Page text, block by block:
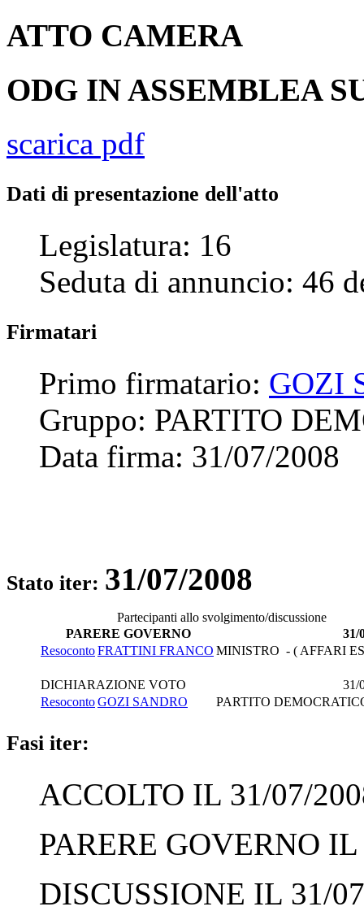
ATTO CAMERA
ODG IN ASSEMBLEA
scarica pdf
Dati di presentazione dell'atto
Legislatura: 16
Seduta di annuncio: 46
Firmatari
Primo firmatario: GOZI
Gruppo: PARTITO
Data firma: 31/07/2008
Stato iter: 31/07/2008
Partecipanti allo svolgimento/discussione
PARERE GOVERNO
31/
ResocontoFRATTINI FRANCO MINISTRO - ( AFFARI
DICHIARAZIONE VOTO
31/
ResocontoGOZI SANDRO PARTITO
Fasi iter:
ACCOLTO IL 31/07/
PARERE GOVERNO
DISCUSSIONE IL 31/